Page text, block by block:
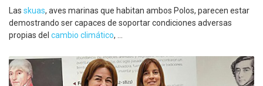
Las skuas, aves marinas que habitan ambos Polos, parecen estar
demostrando ser capaces de soportar condiciones adversas
propias del cambio climático, ...